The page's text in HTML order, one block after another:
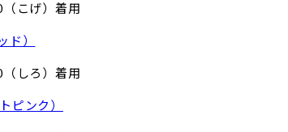
こげ）着用
ド）
しろ）着用
ピンク）